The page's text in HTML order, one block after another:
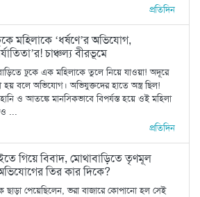
প্রতিদিন
মহিলাকে ‘ধর্ষণে’র অভিযোগ,
চাঞ্চল্য বীরভূমে
ঢুকে এক মহিলাকে তুলে নিয়ে যাওয়া! অদূরে
হয় বলে অভিযোগ। অভিযুক্তদের হাতে অস্ত্র ছিল!
ও আতঙ্কে মানসিকভাবে বিপর্যস্ত হয়ে ওই মহিলা
...
প্রতিদিন
গিয়ে বিবাদ, মোথাবাড়িতে তৃণমূল
তির কার দিকে?
পেয়েছিলেন, ভরা বাজারে কোপানো হল সেই